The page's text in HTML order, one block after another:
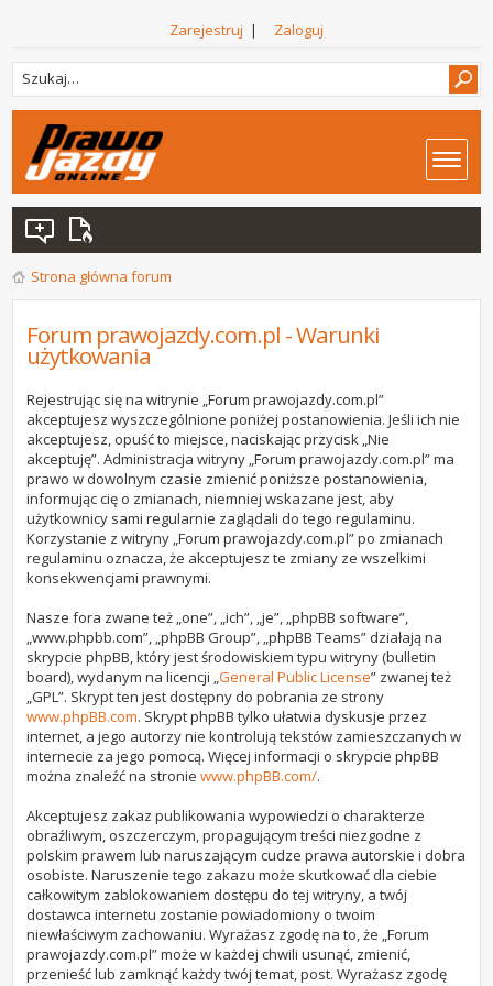
Zarejestruj | Zaloguj
Strona główna forum
Forum prawojazdy.com.pl - Warunki
użytkowania
Rejestrując się na witrynie „Forum prawojazdy.com.pl”
akceptujesz wyszczególnione poniżej postanowienia. Jeśli ich nie
akceptujesz, opuść to miejsce, naciskając przycisk „Nie
akceptuję”. Administracja witryny „Forum prawojazdy.com.pl” ma
prawo w dowolnym czasie zmienić poniższe postanowienia,
informując cię o zmianach, niemniej wskazane jest, aby
użytkownicy sami regularnie zaglądali do tego regulaminu.
Korzystanie z witryny „Forum prawojazdy.com.pl” po zmianach
regulaminu oznacza, że akceptujesz te zmiany ze wszelkimi
konsekwencjami prawnymi.
Nasze fora zwane też „one”, „ich”, „je”, „phpBB software”,
„www.phpbb.com”, „phpBB Group”, „phpBB Teams” działają na
skrypcie phpBB, który jest środowiskiem typu witryny (bulletin
board), wydanym na licencji „General Public License” zwanej też
„GPL”. Skrypt ten jest dostępny do pobrania ze strony
www.phpBB.com. Skrypt phpBB tylko ułatwia dyskusje przez
internet, a jego autorzy nie kontrolują tekstów zamieszczanych w
internecie za jego pomocą. Więcej informacji o skrypcie phpBB
można znaleźć na stroniewww.phpBB.com/.
Akceptujesz zakaz publikowania wypowiedzi o charakterze
obraźliwym, oszczerczym, propagującym treści niezgodne z
polskim prawem lub naruszającym cudze prawa autorskie i dobra
osobiste. Naruszenie tego zakazu może skutkować dla ciebie
całkowitym zablokowaniem dostępu do tej witryny, a twój
dostawca internetu zostanie powiadomiony o twoim
niewłaściwym zachowaniu. Wyrażasz zgodę na to, że „Forum
prawojazdy.com.pl” może w każdej chwili usunąć, zmienić,
przenieść lub zamknąć każdy twój temat, post. Wyrażasz zgodę